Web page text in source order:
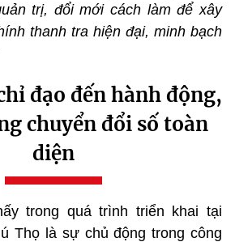
trị, đổi mới cách làm để xây
thanh tra hiện đại, minh bạch
đạo đến hành động,
chuyển đổi số toàn
diện
trong quá trình triển khai tại
Thọ là sự chủ động trong công